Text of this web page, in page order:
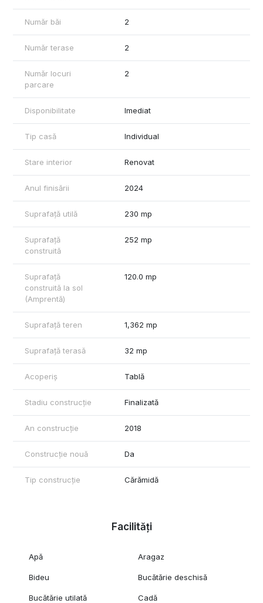
• Centrală pe lemne cu buffer de 2.000 litri, eficiență și confort
Un cămin modern, luminos și bine compartimentat, amplasat
într-un cadru natural superb, ideal pentru cei care își doresc
liniște, aer curat și intimitate.
📞 Pentru detalii și vizionări mă puteți contacta!
Număr băi 2
Număr terase 2
Număr locuri
parcare
2
Disponibilitate Imediat
Tip casă Individual
Stare interior Renovat
Anul finisării 2024
Suprafață utilă 230 mp
Suprafață
construită
252 mp
Suprafață
construită la sol
(Amprentă)
120.0 mp
Suprafață teren 1,362 mp
Suprafață terasă 32 mp
Acoperiș Tablă
Stadiu construcție Finalizată
An construcție 2018
Construcție nouă Da
Tip construcție Cărămidă
Facilități
Apă Aragaz
Bideu Bucătărie deschisă
Bucătărie utilată Cadă